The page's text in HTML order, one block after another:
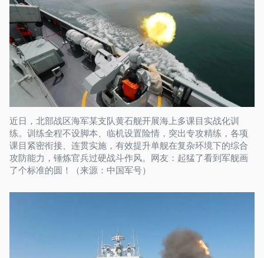
近日，北部战区海军某支队黄石舰开展海上多课目实战化训
练。训练全程不设脚本、临机设置险情，突出专攻精练，各项
课目紧密衔接、连贯实施，有效提升单舰在复杂环境下的综合
攻防能力，锤炼官兵过硬战斗作风。网友：起猛了看到军舰画
了个标准的圆！（来源：中国军号）